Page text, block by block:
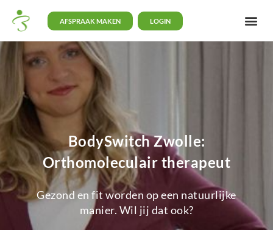
AFSPRAAK MAKEN LOGIN
BodySwitch Zwolle:
Orthomoleculair therapeut
Gezond en fit worden op een natuurlijke
manier. Wil jij dat ook?